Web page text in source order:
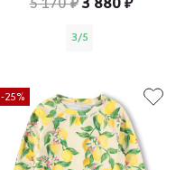
3/5
-25%